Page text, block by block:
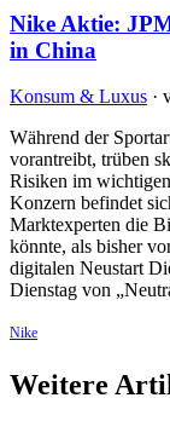
Nike Aktie:
in China
Konsum & Luxus ·
Während der
vorantreibt, trüben
Risiken im
Konzern befindet
Marktexperten die
könnte, als bisher
digitalen Neustart
Dienstag von
Nike
Weitere